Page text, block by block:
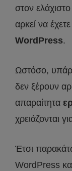
στον
αρκεί να
WordPress.
Ωστόσο,
δεν ξέρουν
απαραίτητα
χρειάζονται
Έτσι
WordPress